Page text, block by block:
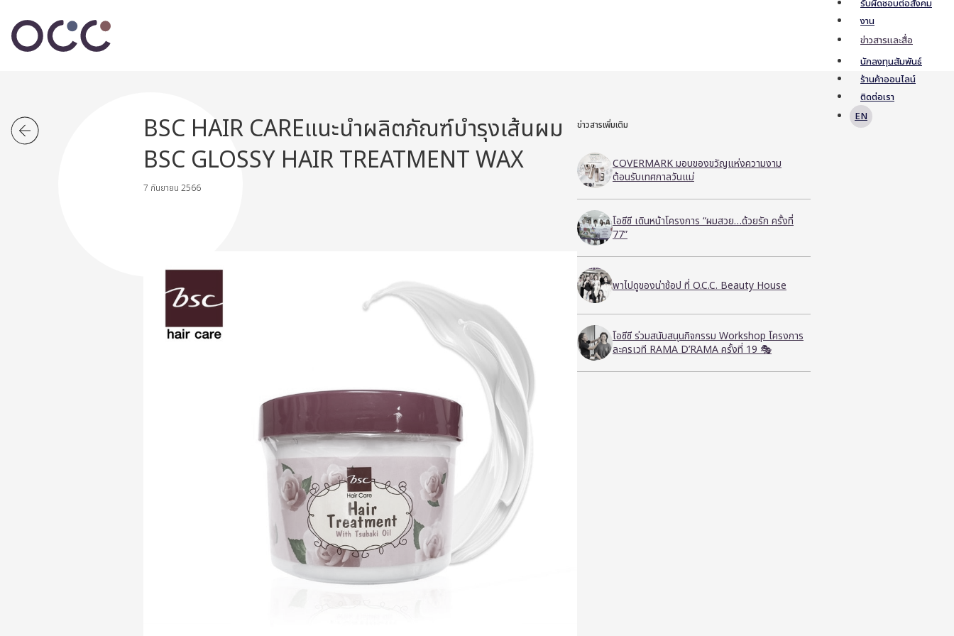
รับผิดชอบต่อสังคม
งาน
ข่าวสารและสื่อ
นักลงทุนสัมพันธ์
ร้านค้าออนไลน์
ติดต่อเรา
EN
BSC HAIR CAREแนะนำผลิตภัณฑ์บำรุงเส้นผม
BSC GLOSSY HAIR TREATMENT WAX
7 กันยายน 2566
ข่าวสารเพิ่มเติม
COVERMARK มอบของขวัญแห่งความงาม
ต้อนรับเทศกาลวันแม่
โอซีซี เดินหน้าโครงการ “ผมสวย…ด้วยรัก ครั้งที่
77”
พาไปดูของน่าช้อป ที่ O.C.C. Beauty House
โอซีซี ร่วมสนับสนุนกิจกรรม Workshop โครงการ
ละครเวที RAMA D’RAMA ครั้งที่ 19 🎭